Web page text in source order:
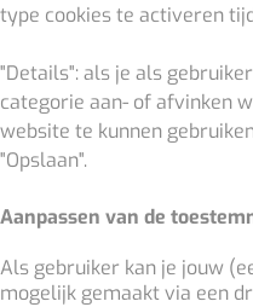
type cookies te activeren
"Details": als je als
categorie aan- of afvinken
website te kunnen
"Opslaan".
Aanpassen van de
Als gebruiker kan je jouw
mogelijk gemaakt via een